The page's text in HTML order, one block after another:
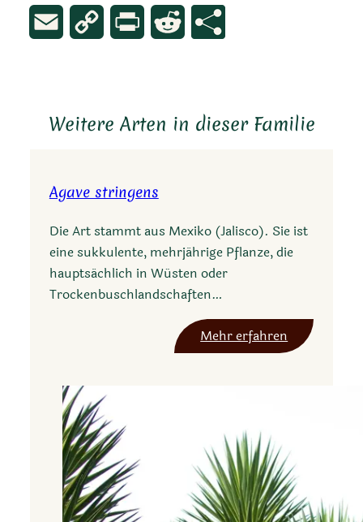
Email
Copy
Print Reddit
Weitere Arten in dieser Familie
Agave stringens
Die Art stammt aus Mexiko (Jalisco). Sie ist
eine sukkulente, mehrjährige Pflanze, die
hauptsächlich in Wüsten oder
Trockenbuschlandschaften…
Mehr erfahren
A
s
t
r